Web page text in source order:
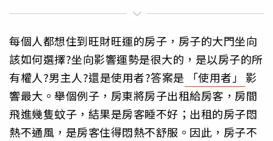
每個人都想住到旺財旺運的房子，房子的大門坐向
該如何選擇?坐向影響運勢是很大的，是以房子的所
有權人?男主人?還是使用者?答案是
「使用者」
影
響最大。舉個例子，房東將房子出租給房客，房間
飛進幾隻蚊子，結果是房客睡不好；出租的房子悶
熱不通風，是房客住得悶熱不舒服。因此，房子不